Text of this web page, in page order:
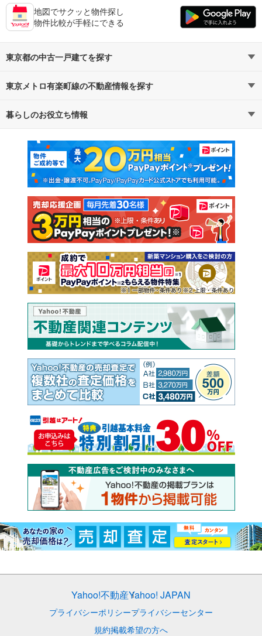
地図でサクッと物件探し
物件比較が手軽にできる
東京都の中古一戸建てを探す
路線・駅から探す 地域から探す
通勤・通学時間から探す
東京メトロ有楽町線の不動産情報を探す
不動産・住宅
新築マンション 中古マンション
新築一戸建て 中古一戸建て
注文住宅 土地
売却査定
暮らしのお役立ち情報
マンションカタログ 教えて！住まいの先生
Yahoo!不動産Yahoo! JAPAN
プライバシーポリシープライバシーセンター
規約掲載希望の方へ